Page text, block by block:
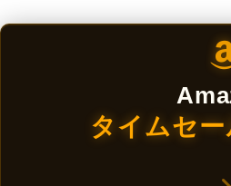
タイムセー